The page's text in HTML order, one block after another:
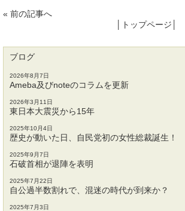
« 前の記事へ
トップページ
ブログ
2026年8月7日
Ameba及びnoteのコラムを更新
2026年3月11日
東日本大震災から15年
2025年10月4日
歴史が動いた日、自民党初の女性総裁誕生！
2025年9月7日
石破首相が退陣を表明
2025年7月22日
自公過半数割れで、混迷の時代が到来か？
2025年7月3日